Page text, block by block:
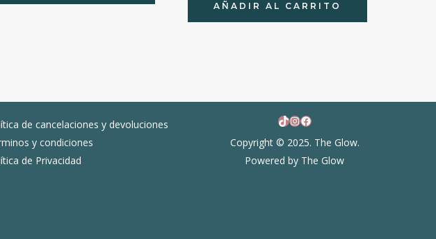
AÑADIR AL CARRITO
de cancelaciones y devoluciones
y condiciones
de Privacidad
TikTok
Instagram
Facebook
Copyright © 2025. The Glow.
Powered by The Glow